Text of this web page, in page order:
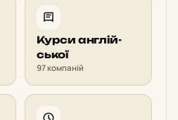
Курси ан­глій­
ської
97 компаній